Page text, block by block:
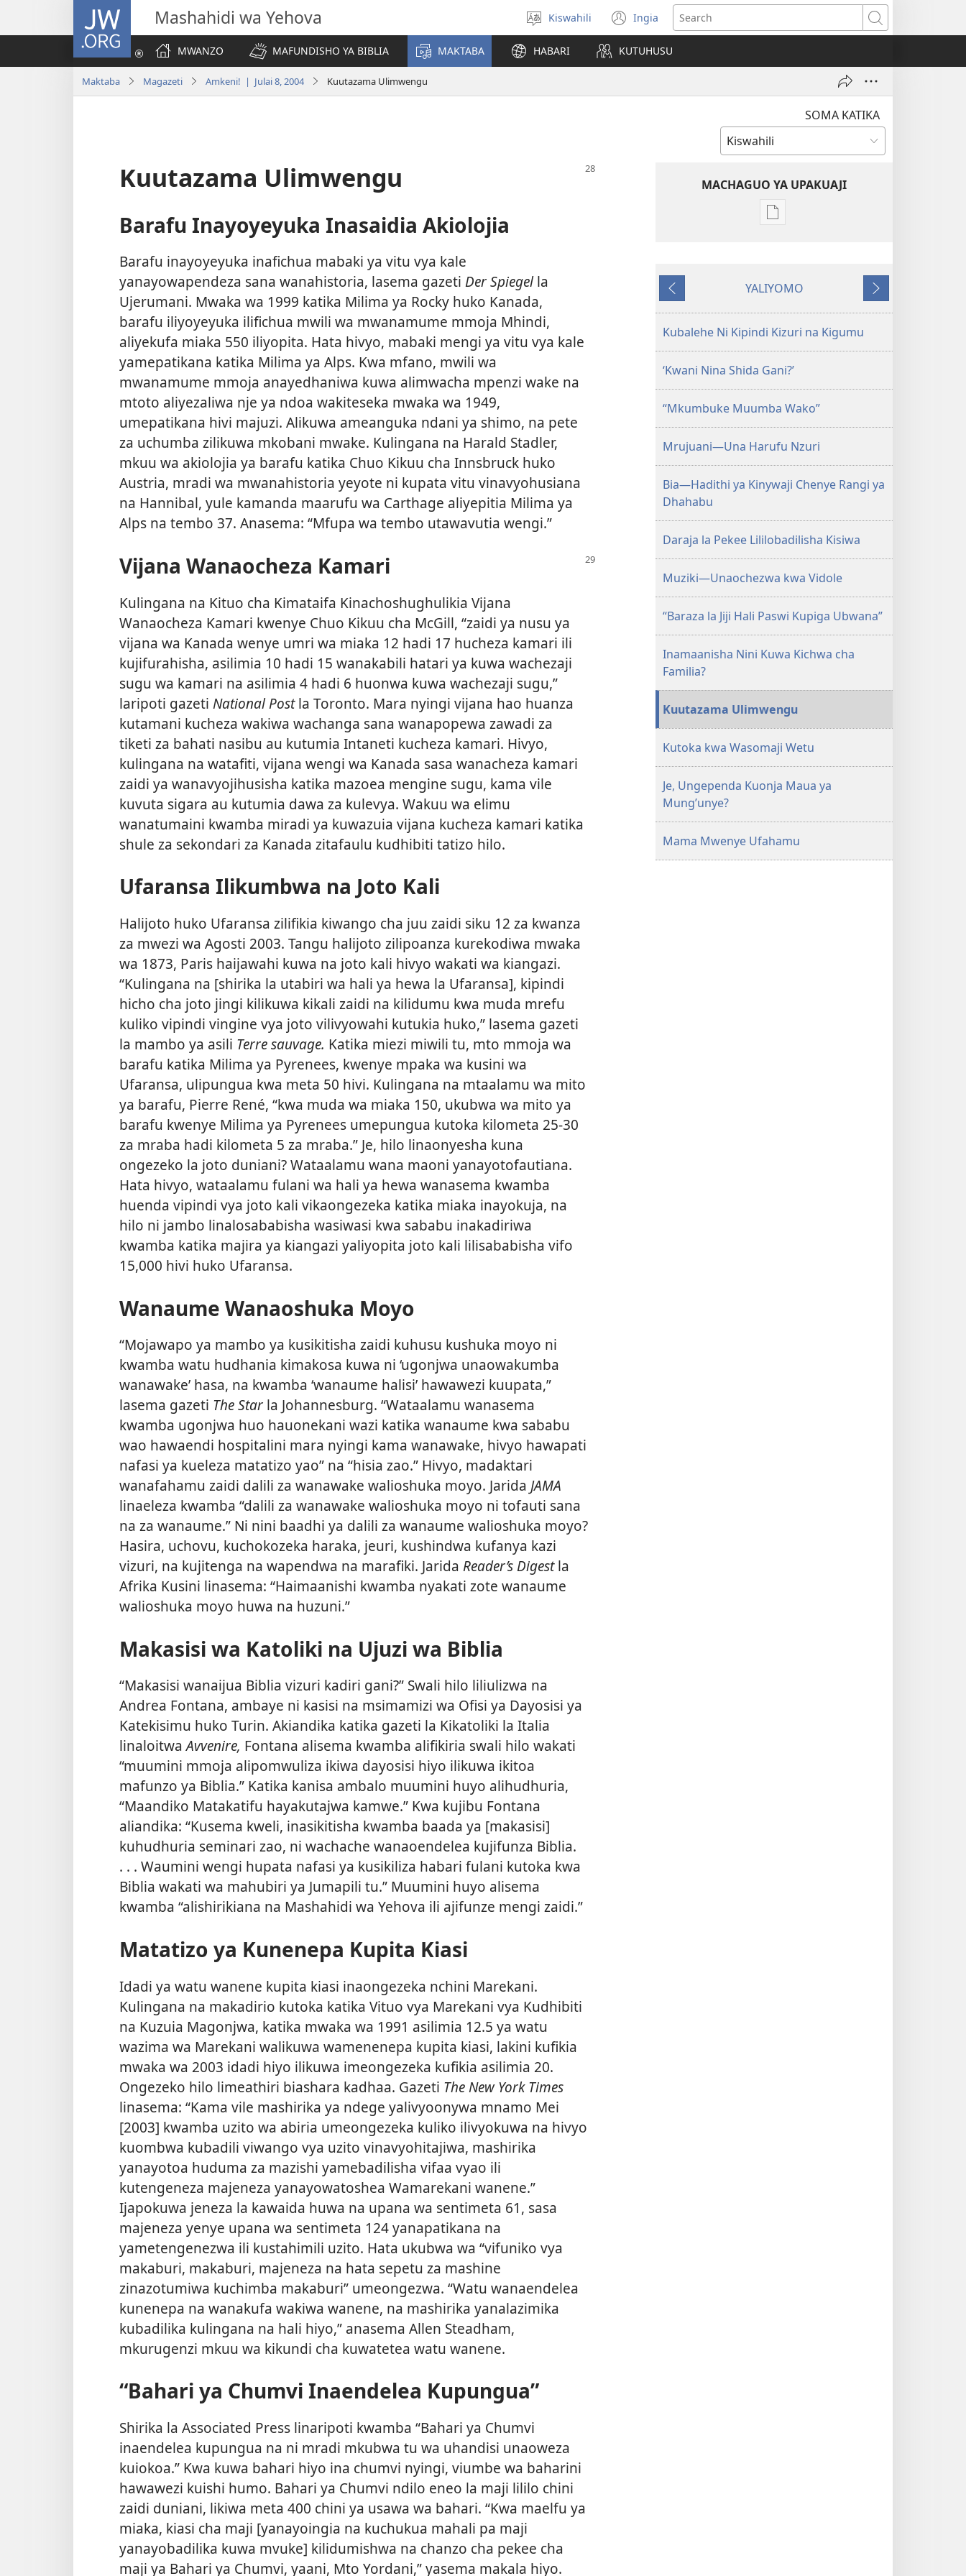
JW.ORG Mashahidi wa Yehova
Chagua
lugha
Kiswahili Ingia
(opens
new
window)
Search
MWANZO
MAFUNDISHO YA BIBLIA MAKTABA HABARI KUTUHUSU
Maktaba Magazeti Amkeni! | Julai 8, 2004 Kuutazama Ulimwengu
SOMA KATIKA
Kuutazama Ulimwengu
Barafu Inayoyeyuka Inasaidia Akiolojia
Barafu inayoyeyuka inafichua mabaki ya vitu vya kale
yanayowapendeza sana wanahistoria, lasema gazeti Der Spiegella
Ujerumani. Mwaka wa 1999 katika Milima ya Rocky huko Kanada,
barafu iliyoyeyuka ilifichua mwili wa mwanamume mmoja Mhindi,
aliyekufa miaka 550 iliyopita. Hata hivyo, mabaki mengi ya vitu vya kale
yamepatikana katika Milima ya Alps. Kwa mfano, mwili wa
mwanamume mmoja anayedhaniwa kuwa alimwacha mpenzi wake na
mtoto aliyezaliwa nje ya ndoa wakiteseka mwaka wa 1949,
umepatikana hivi majuzi. Alikuwa ameanguka ndani ya shimo, na pete
za uchumba zilikuwa mkobani mwake. Kulingana na Harald Stadler,
mkuu wa akiolojia ya barafu katika Chuo Kikuu cha Innsbruck huko
Austria, mradi wa mwanahistoria yeyote ni kupata vitu vinavyohusiana
na Hannibal, yule kamanda maarufu wa Carthage aliyepitia Milima ya
Alps na tembo 37. Anasema: “Mfupa wa tembo utawavutia wengi.”
Vijana Wanaocheza Kamari
Kulingana na Kituo cha Kimataifa Kinachoshughulikia Vijana
Wanaocheza Kamari kwenye Chuo Kikuu cha McGill, “zaidi ya nusu ya
vijana wa Kanada wenye umri wa miaka 12 hadi 17 hucheza kamari ili
kujifurahisha, asilimia 10 hadi 15 wanakabili hatari ya kuwa wachezaji
sugu wa kamari na asilimia 4 hadi 6 huonwa kuwa wachezaji sugu,”
laripoti gazeti National Postla Toronto. Mara nyingi vijana hao huanza
kutamani kucheza wakiwa wachanga sana wanapopewa zawadi za
tiketi za bahati nasibu au kutumia Intaneti kucheza kamari. Hivyo,
kulingana na watafiti, vijana wengi wa Kanada sasa wanacheza kamari
zaidi ya wanavyojihusisha katika mazoea mengine sugu, kama vile
kuvuta sigara au kutumia dawa za kulevya. Wakuu wa elimu
wanatumaini kwamba miradi ya kuwazuia vijana kucheza kamari katika
shule za sekondari za Kanada zitafaulu kudhibiti tatizo hilo.
Ufaransa Ilikumbwa na Joto Kali
Halijoto huko Ufaransa zilifikia kiwango cha juu zaidi siku 12 za kwanza
za mwezi wa Agosti 2003. Tangu halijoto zilipoanza kurekodiwa mwaka
wa 1873, Paris haijawahi kuwa na joto kali hivyo wakati wa kiangazi.
“Kulingana na [shirika la utabiri wa hali ya hewa la Ufaransa], kipindi
hicho cha joto jingi kilikuwa kikali zaidi na kilidumu kwa muda mrefu
kuliko vipindi vingine vya joto vilivyowahi kutukia huko,” lasema gazeti
la mambo ya asili Terre sauvage. Katika miezi miwili tu, mto mmoja wa
barafu katika Milima ya Pyrenees, kwenye mpaka wa kusini wa
Ufaransa, ulipungua kwa meta 50 hivi. Kulingana na mtaalamu wa mito
ya barafu, Pierre René, “kwa muda wa miaka 150, ukubwa wa mito ya
barafu kwenye Milima ya Pyrenees umepungua kutoka kilometa 25-30
za mraba hadi kilometa 5 za mraba.” Je, hilo linaonyesha kuna
ongezeko la joto duniani? Wataalamu wana maoni yanayotofautiana.
Hata hivyo, wataalamu fulani wa hali ya hewa wanasema kwamba
huenda vipindi vya joto kali vikaongezeka katika miaka inayokuja, na
hilo ni jambo linalosababisha wasiwasi kwa sababu inakadiriwa
kwamba katika majira ya kiangazi yaliyopita joto kali lilisababisha vifo
15,000 hivi huko Ufaransa.
Wanaume Wanaoshuka Moyo
“Mojawapo ya mambo ya kusikitisha zaidi kuhusu kushuka moyo ni
kwamba watu hudhania kimakosa kuwa ni ‘ugonjwa unaowakumba
wanawake’ hasa, na kwamba ‘wanaume halisi’ hawawezi kuupata,”
lasema gazeti The Star la Johannesburg. “Wataalamu wanasema
kwamba ugonjwa huo hauonekani wazi katika wanaume kwa sababu
wao hawaendi hospitalini mara nyingi kama wanawake, hivyo hawapati
nafasi ya kueleza matatizo yao” na “hisia zao.” Hivyo, madaktari
wanafahamu zaidi dalili za wanawake walioshuka moyo. Jarida JAMA
linaeleza kwamba “dalili za wanawake walioshuka moyo ni tofauti sana
na za wanaume.” Ni nini baadhi ya dalili za wanaume walioshuka moyo?
Hasira, uchovu, kuchokozeka haraka, jeuri, kushindwa kufanya kazi
vizuri, na kujitenga na wapendwa na marafiki. Jarida Reader’s Digestla
Afrika Kusini linasema: “Haimaanishi kwamba nyakati zote wanaume
walioshuka moyo huwa na huzuni.”
Makasisi wa Katoliki na Ujuzi wa Biblia
“Makasisi wanaijua Biblia vizuri kadiri gani?” Swali hilo liliulizwa na
Andrea Fontana, ambaye ni kasisi na msimamizi wa Ofisi ya Dayosisi ya
Katekisimu huko Turin. Akiandika katika gazeti la Kikatoliki la Italia
linaloitwaAvvenire, Fontana alisema kwamba alifikiria swali hilo wakati
“muumini mmoja alipomwuliza ikiwa dayosisi hiyo ilikuwa ikitoa
mafunzo ya Biblia.” Katika kanisa ambalo muumini huyo alihudhuria,
“Maandiko Matakatifu hayakutajwa kamwe.” Kwa kujibu Fontana
aliandika: “Kusema kweli, inasikitisha kwamba baada ya [makasisi]
kuhudhuria seminari zao, ni wachache wanaoendelea kujifunza Biblia.
. . . Waumini wengi hupata nafasi ya kusikiliza habari fulani kutoka kwa
Biblia wakati wa mahubiri ya Jumapili tu.” Muumini huyo alisema
kwamba “alishirikiana na Mashahidi wa Yehova ili ajifunze mengi zaidi.”
Matatizo ya Kunenepa Kupita Kiasi
Idadi ya watu wanene kupita kiasi inaongezeka nchini Marekani.
Kulingana na makadirio kutoka katika Vituo vya Marekani vya Kudhibiti
na Kuzuia Magonjwa, katika mwaka wa 1991 asilimia 12.5 ya watu
wazima wa Marekani walikuwa wamenenepa kupita kiasi, lakini kufikia
mwaka wa 2003 idadi hiyo ilikuwa imeongezeka kufikia asilimia 20.
Ongezeko hilo limeathiri biashara kadhaa. Gazeti The New York Times
linasema: “Kama vile mashirika ya ndege yalivyoonywa mnamo Mei
[2003] kwamba uzito wa abiria umeongezeka kuliko ilivyokuwa na hivyo
kuombwa kubadili viwango vya uzito vinavyohitajiwa, mashirika
yanayotoa huduma za mazishi yamebadilisha vifaa vyao ili
kutengeneza majeneza yanayowatoshea Wamarekani wanene.”
Ijapokuwa jeneza la kawaida huwa na upana wa sentimeta 61, sasa
majeneza yenye upana wa sentimeta 124 yanapatikana na
yametengenezwa ili kustahimili uzito. Hata ukubwa wa “vifuniko vya
makaburi, makaburi, majeneza na hata sepetu za mashine
zinazotumiwa kuchimba makaburi” umeongezwa. “Watu wanaendelea
kunenepa na wanakufa wakiwa wanene, na mashirika yanalazimika
kubadilika kulingana na hali hiyo,” anasema Allen Steadham,
mkurugenzi mkuu wa kikundi cha kuwatetea watu wanene.
“Bahari ya Chumvi Inaendelea Kupungua”
Shirika la Associated Press linaripoti kwamba “Bahari ya Chumvi
inaendelea kupungua na ni mradi mkubwa tu wa uhandisi unaoweza
kuiokoa.” Kwa kuwa bahari hiyo ina chumvi nyingi, viumbe wa baharini
hawawezi kuishi humo. Bahari ya Chumvi ndilo eneo la maji lililo chini
zaidi duniani, likiwa meta 400 chini ya usawa wa bahari. “Kwa maelfu ya
miaka, kiasi cha maji [yanayoingia na kuchukua mahali pa maji
yanayobadilika kuwa mvuke] kilidumishwa na chanzo cha pekee cha
maji ya Bahari ya Chumvi, yaani, Mto Yordani,” yasema makala hiyo.
MACHAGUO YA UPAKUAJI
Mbinu
ya
AMKENI!
Julai 8,
Inayotangulia
YALIYOMO
Inayofuata
Kubalehe Ni Kipindi Kizuri na Kigumu
‘Kwani Nina Shida Gani?’
“Mkumbuke Muumba Wako”
Mrujuani—Una Harufu Nzuri
Bia—Hadithi ya Kinywaji Chenye Rangi ya
Dhahabu
Daraja la Pekee Lililobadilisha Kisiwa
Muziki—Unaochezwa kwa Vidole
“Baraza la Jiji Hali Paswi Kupiga Ubwana”
Inamaanisha Nini Kuwa Kichwa cha
Familia?
Kuutazama Ulimwengu
Kutoka kwa Wasomaji Wetu
Je, Ungependa Kuonja Maua ya
Mung’unye?
Mama Mwenye Ufahamu